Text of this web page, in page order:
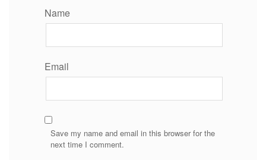
Name
Email
Save my name and email in this browser for the
next time I comment.